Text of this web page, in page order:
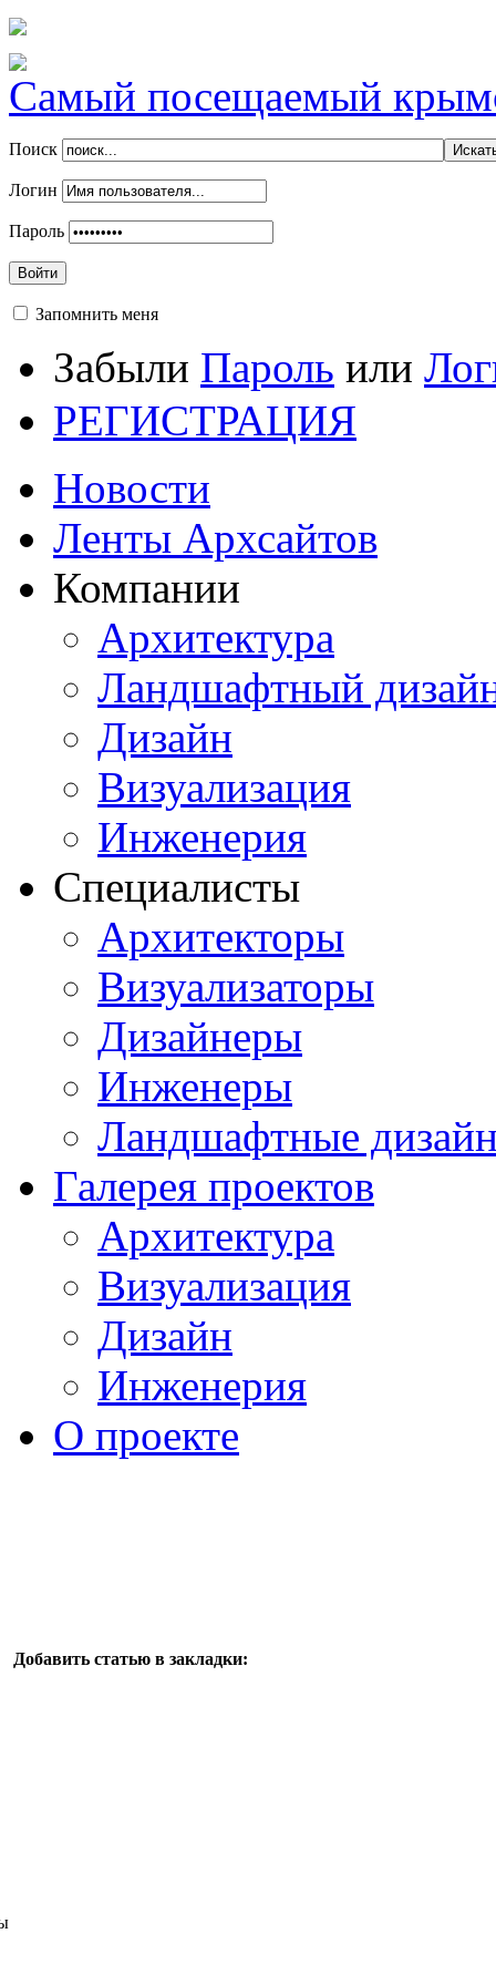
Самый посещаемый
Поиск
Логин
Пароль
Войти
Запомнить меня
Забыли Пароль или
РЕГИСТРАЦИЯ
Новости
Ленты Архсайтов
Компании
Архитектура
Ландшафтный
Дизайн
Визуализация
Инженерия
Специалисты
Архитекторы
Визуализаторы
Дизайнеры
Инженеры
Ландшафтные
Галерея проектов
Архитектура
Визуализация
Дизайн
Инженерия
О проекте
Добавить статью в закладки: